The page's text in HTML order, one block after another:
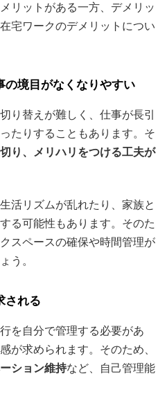
リットがある一方、デメリッ
宅ワークのデメリットについ
の境目がなくなりやすい
り替えが難しく、仕事が長引
たりすることもあります。そ
り、メリハリをつける工夫が
活リズムが乱れたり、家族と
る可能性もあります。そのた
スペースの確保や時間管理が
う。
される
を自分で管理する必要があ
が求められます。そのため、
ション維持など、自己管理能